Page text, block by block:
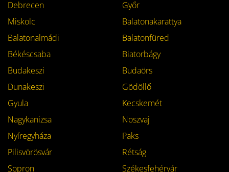
Debrecen
Győr
Miskolc
Balatonakarattya
Balatonalmádi
Balatonfüred
Békéscsaba
Biatorbágy
Budakeszi
Budaörs
Dunakeszi
Gödöllő
Gyula
Kecskemét
Nagykanizsa
Noszvaj
Nyíregyháza
Paks
Pilisvörösvár
Rétság
Sopron
Székesfehérvár